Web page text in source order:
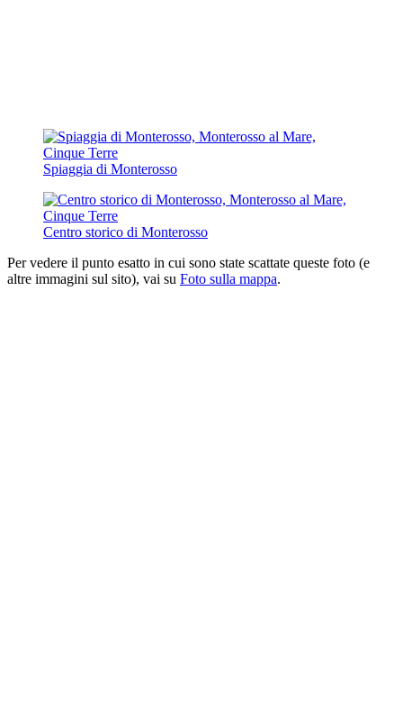
Spiaggia di Monterosso
Centro storico di Monterosso
Per vedere il punto esatto in cui sono state scattate queste foto (e
altre immagini sul sito), vai su Foto sulla mappa.